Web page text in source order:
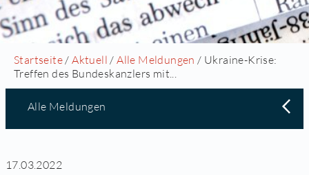
Startseite /Aktuell /Alle Meldungen / Ukraine-Krise:
Treffen des Bundeskanzlers mit...
Alle Meldungen
17.03.2022